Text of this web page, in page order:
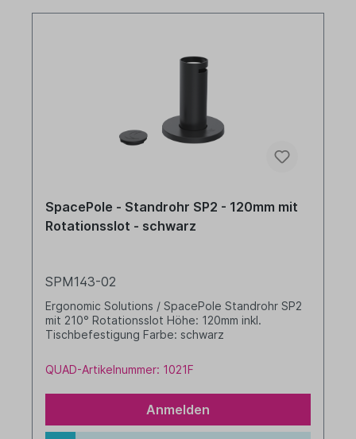
SpacePole - Standrohr SP2 - 120mm mit
Rotationsslot - schwarz
SPM143-02
Ergonomic Solutions / SpacePole Standrohr SP2
mit 210° Rotationsslot Höhe: 120mm inkl.
Tischbefestigung Farbe: schwarz
QUAD-Artikelnummer: 1021F
Anmelden